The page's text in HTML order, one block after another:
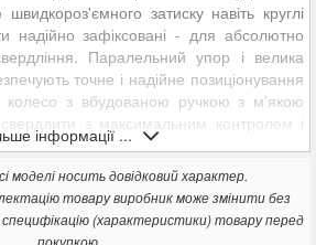
затиску навіть круглі
надійно зафіксовані - для абсолютно
Паралельний упор і велика
точне і надійне позиціонування
колесо з вбудованою ручкою з м'якою
з максимальним контролем і
інформації ...
моделі носить довідковий характер.
товару виробник може змінити без
(характеристики) товару перед